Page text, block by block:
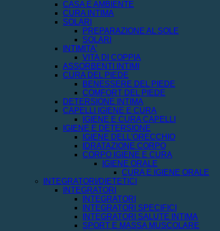
CASA E AMBIENTE
CURA INTIMA
SOLARI
PREPARAZIONE AL SOLE
SOLARI
INTIMITA'
VITA DI COPPIA
ASSORBENTI INTIMI
CURA DEL PIEDE
BENESSERE DEL PIEDE
COMFORT DEL PIEDE
DETERSIONE INTIMA
CAPELLI IGIENE E CURA
IGIENE E CURA CAPELLI
IGIENE E DETERSIONE
IGIENE DELL'ORECCHIO
IDRATAZIONE CORPO
CORPO IGIENE E CURA
IGIENE ORALE
CURA E IGIENE ORALE
INTEGRATORI/DIETETICI
INTEGRATORI
INTEGRATORI
INTEGRATORI SPECIFICI
INTEGRATORI SALUTE INTIMA
SPORT E MASSA MUSCOLARE